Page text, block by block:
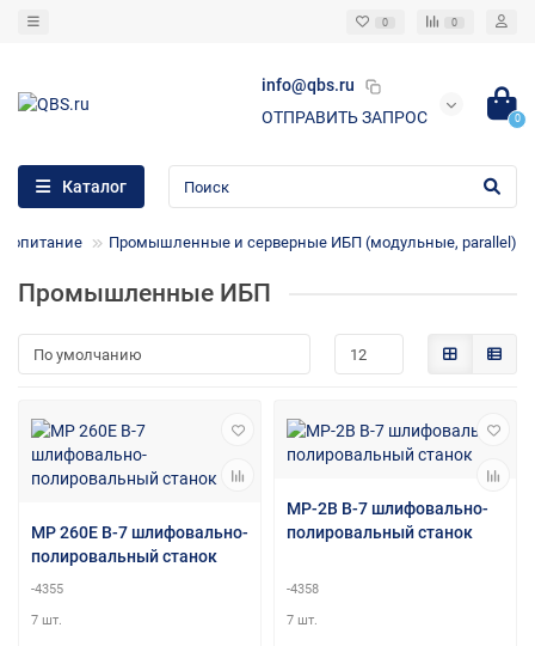
0 0
info@qbs.ru
ОТПРАВИТЬ ЗАПРОС
0
Каталог
Промышленные и серверные ИБП (модульные, parallel)
Промышленные ИБП
MP 260E В-7 шлифовально-
полировальный станок
-4355
7 шт.
MP-2B В-7 шлифовально-
полировальный станок
-4358
7 шт.